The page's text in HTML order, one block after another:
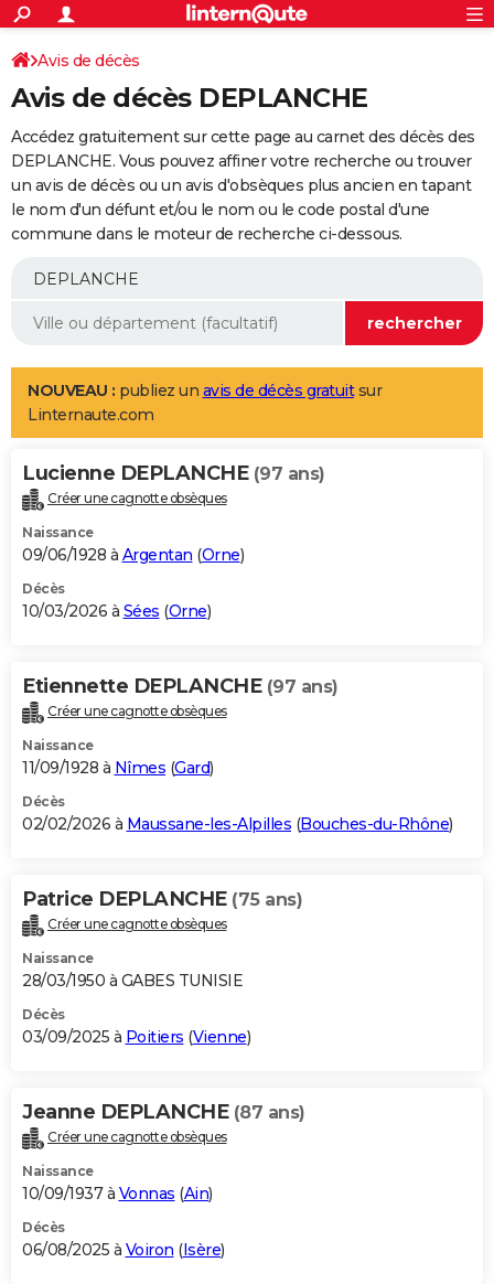
ACTUALITÉS
Politique
Société
Faits Divers
Education
Monde
Villes
+
SPORT
Coupe du monde 2026
Football
Tennis
Cyclisme
Rugby
Forum
Programme TV
TNT
Streaming
Cinéma
Sorties cinéma
Musique
+
FINANCE
Impôts
Immobilier
Risques naturels par ville
Banque
Assurance
Crédit
AUTO
Essais
Réserver un essai
Citadines
Berlines
SUV
Forum auto
+
Mobiles
Meilleur smartphone
Internet
Ordinateurs
Jeux vidéo
Guide high-tech
Aménagement intérieur
LIFESTYLE
Art de vivre
Bien-être
Loisirs
Mode
Modes de vie
Alimentation
Guide de la santé
Maladies
Médicaments
Sommeil
VOYAGE
Destinations
City break
Voyage nature
Voyage de noces
Forum
Climat
+PHOTO
GUIDES D'ACHAT
BONS PLANS
Carte de Noël
Carte Bonne année
Carte Saint-Valentin
Carte Pâques
Carte d'anniversaire
DICTIONNAIRE
Dictionnaire
Biographies
Citations
Expressions
Proverbes
PROGRAMME TV
S'inscrire
Se connecter
Lycées
Collèges
Primaires
Universités
Entreprises
Service militaire
Avis de recherche
AVIS DE DÉCÈS
Bricolage
Lifestyle
Culture
Sport
Auto
Television
Voyage
Cinema
Avis de décès
Avis de décès DEPLANCHE
Accédez gratuitement sur cette page au carnet des décès des
DEPLANCHE. Vous pouvez affiner votre recherche ou trouver
un avis de décès ou un avis d'obsèques plus ancien en tapant
le nom d'un défunt et/ou le nom ou le code postal d'une
commune dans le moteur de recherche ci-dessous.
NOUVEAU : publiez un avis de décès gratuitsur
Linternaute.com
Lucienne DEPLANCHE (97 ans)
Créer une cagnotte obsèques
Naissance
09/06/1928 à Argentan (Orne)
Décès
10/03/2026 à Sées (Orne)
Etiennette DEPLANCHE (97 ans)
Créer une cagnotte obsèques
Naissance
11/09/1928 à Nîmes (Gard)
Décès
02/02/2026 à Maussane-les-Alpilles (Bouches-du-Rhône)
Patrice DEPLANCHE (75 ans)
Créer une cagnotte obsèques
Naissance
28/03/1950 à GABES TUNISIE
Décès
03/09/2025 à Poitiers (Vienne)
Jeanne DEPLANCHE (87 ans)
Créer une cagnotte obsèques
Naissance
10/09/1937 à Vonnas (Ain)
Décès
06/08/2025 à Voiron (Isère)